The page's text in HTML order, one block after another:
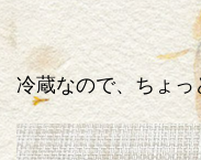
冷蔵なので、ちょ